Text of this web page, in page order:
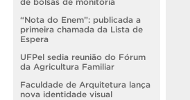
de bolsas de monitoria
“Nota do Enem”: publicada a
primeira chamada da Lista de
Espera
UFPel sedia reunião do Fórum
da Agricultura Familiar
Faculdade de Arquitetura lança
nova identidade visual